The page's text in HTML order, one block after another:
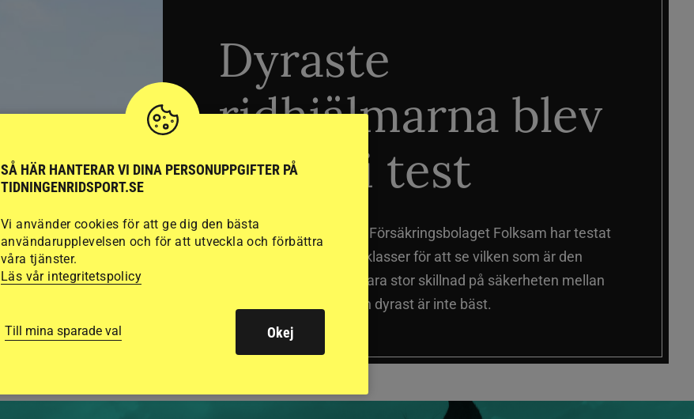
Dyraste
ridhjälmarna blev
sämst i test
Stort test av ridhjälmar Försäkringsbolaget Folksam har testat
15 ridhjälmar i olika prisklasser för att se vilken som är den
säkraste. Det visar sig vara stor skillnad på säkerheten mellan
de olika hjälmarna – och dyrast är inte bäst.
SÅ HÄR HANTERAR VI DINA PERSONUPPGIFTER PÅ
TIDNINGENRIDSPORT.SE
Vi använder cookies för att ge dig den bästa
användarupplevelsen och för att utveckla och förbättra
våra tjänster.
Läs vår integritetspolicy
Till mina sparade val Okej